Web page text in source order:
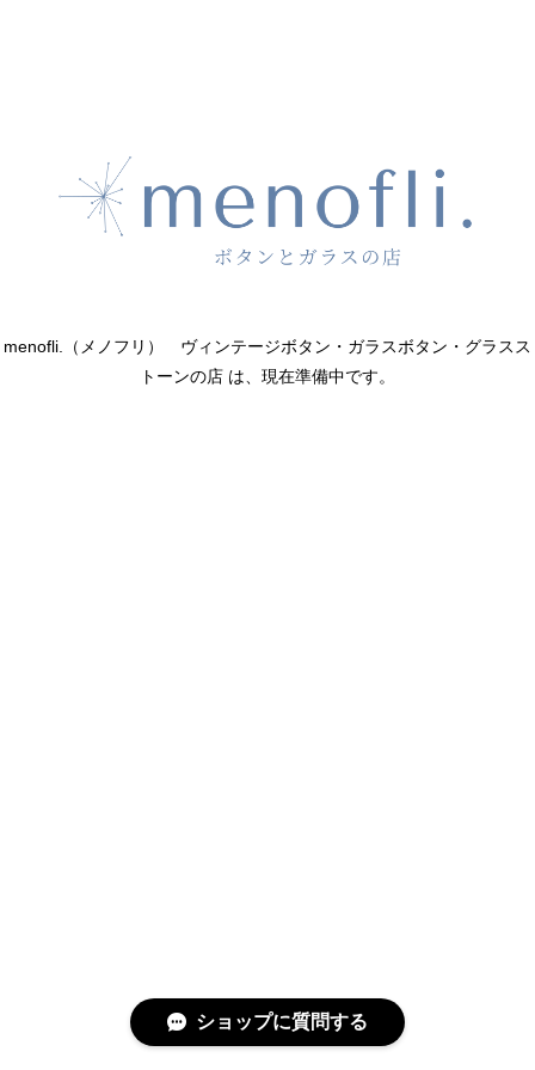
menofli.（メノフリ） ヴィンテージボタン・ガラスボタン・グラスス
トーンの店 は、現在準備中です。
ショップに質問する